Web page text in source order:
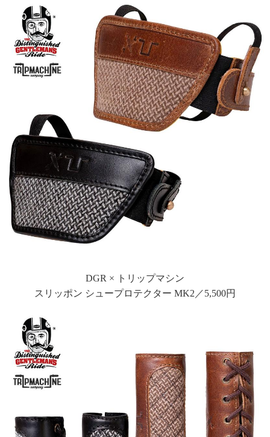
DGR × トリップマシン
スリッポン シュープロテクター MK2／5,500円